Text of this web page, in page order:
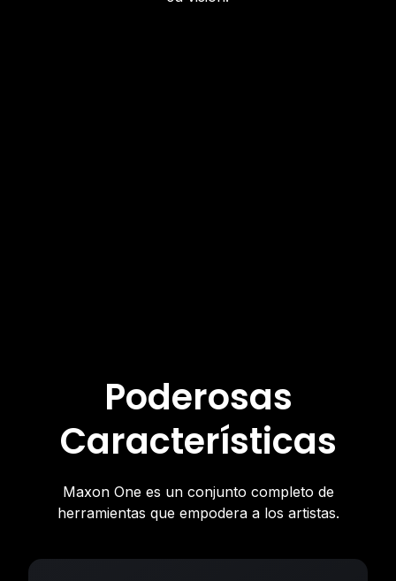
Poderosas
Características
Maxon One es un conjunto completo de
herramientas que empodera a los artistas.